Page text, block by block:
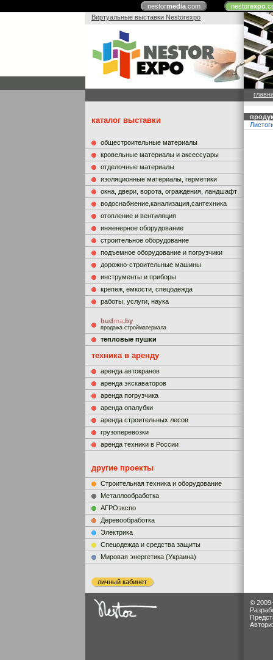
nestormedia.com nestorexpo
Виртуальные выставки Nestorexpo
каталог выставки
общестроительные материалы
кровельные материалы и аксессуары
отделочные материалы
изоляционные материалы, герметики
окна, двери, ворота, ограждения, ландшафт
водоснабжение,канализация,сантехника
отопление и вентиляция
инженерное оборудование
строительное оборудование
подъемное оборудование и погрузчики
дорожно-строительные машины
инструменты и приборы
крепеж, емкости, спецодежда
работы, услуги, наука
budma.by
продажа стройматериала
тепловые пушки
техника в аренду
аренда автокранов
аренда экскаваторов
аренда погрузчика
аренда опалубки
аренда строительных лесов
грузоперевозки
аренда техники в России
другие проекты
Строительная техника и оборудование
Металлообработка
АГРОэкспо
Деревообработка
Электрика
Cпецодежда и средства защиты
Мировая энергетика (Украина)
личный кабинет
©